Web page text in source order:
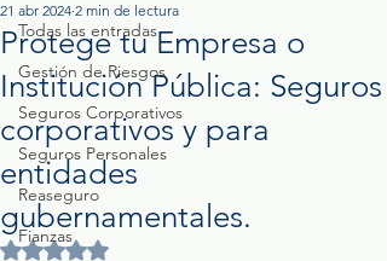
Todas las entradas
Gestión de Riesgos
Seguros Corporativos
Seguros Personales
Reaseguro
Fianzas
Protege tu Empresa o
Institución Pública: Seguros
corporativos y para
entidades
gubernamentales.
21 abr 2024 2 min de lectura
Obtuvo NaN de 5 estrellas.